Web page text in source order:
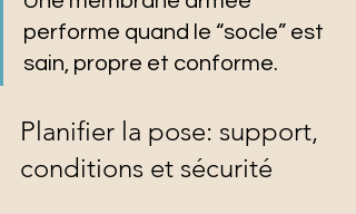
performe quand le “socle” est
sain, propre et conforme.
Planifier la pose: support,
conditions et sécurité